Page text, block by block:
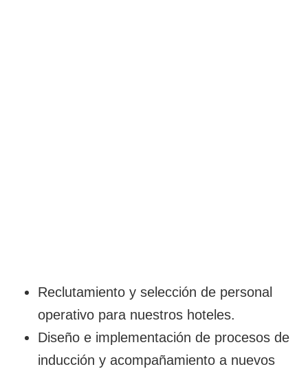
Reclutamiento y selección de personal
operativo para nuestros hoteles.
Diseño e implementación de procesos de
inducción y acompañamiento a nuevos